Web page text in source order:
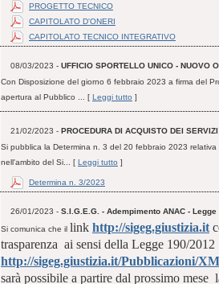
PROGETTO TECNICO
CAPITOLATO D'ONERI
CAPITOLATO TECNICO INTEGRATIVO
08/03/2023 - UFFICIO SPORTELLO UNICO - NUOVO
Con Disposizione del giorno 6 febbraio 2023 a firma del
apertura al Pubblico ... [ Leggi tutto ]
21/02/2023 - PROCEDURA DI ACQUISTO DEI
Si pubblica la Determina n. 3 del 20 febbraio 2023
nell'ambito del Si... [ Leggi tutto ]
Determina n. 3/2023
26/01/2023 - S.I.G.E.G. - Adempimento ANAC -
Si comunica che il link http://sigeg.giustizia.it
trasparenza ai sensi della Legge 190/
http://sigeg.giustizia.it/Pubblicazioni/
sarà possibile a partire dal prossimo